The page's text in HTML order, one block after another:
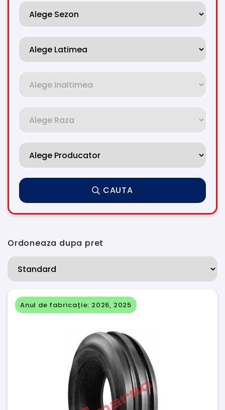
CAUTA
Ordoneaza dupa pret